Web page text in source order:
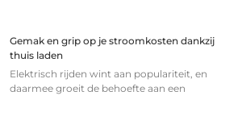
Gemak en grip op je stroomkosten dankzij
thuis laden
Elektrisch rijden wint aan populariteit, en
daarmee groeit de behoefte aan een